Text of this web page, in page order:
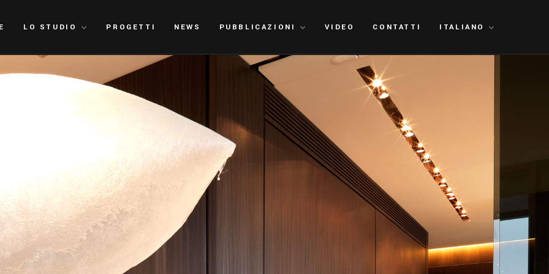
LO STUDIO PROGETTI NEWS PUBBLICAZIONI VIDEO CONTATTI ITALIANO